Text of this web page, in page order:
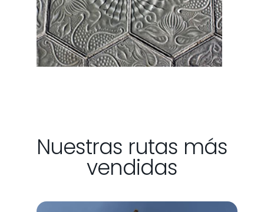
Nuestras rutas más
vendidas